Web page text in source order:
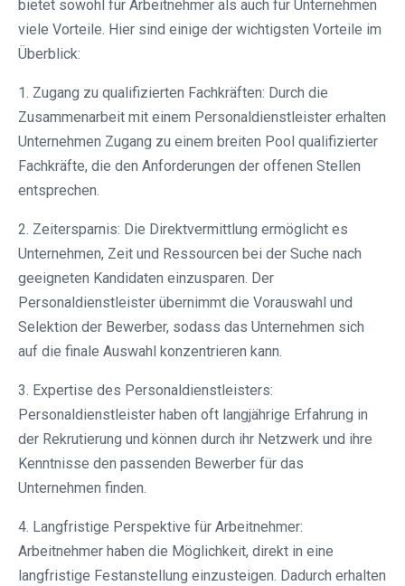
bietet sowohl für Arbeitnehmer als auch für Unternehmen
viele Vorteile. Hier sind einige der wichtigsten Vorteile im
Überblick:
1. Zugang zu qualifizierten Fachkräften: Durch die
Zusammenarbeit mit einem Personaldienstleister erhalten
Unternehmen Zugang zu einem breiten Pool qualifizierter
Fachkräfte, die den Anforderungen der offenen Stellen
entsprechen.
2. Zeitersparnis: Die Direktvermittlung ermöglicht es
Unternehmen, Zeit und Ressourcen bei der Suche nach
geeigneten Kandidaten einzusparen. Der
Personaldienstleister übernimmt die Vorauswahl und
Selektion der Bewerber, sodass das Unternehmen sich
auf die finale Auswahl konzentrieren kann.
3. Expertise des Personaldienstleisters:
Personaldienstleister haben oft langjährige Erfahrung in
der Rekrutierung und können durch ihr Netzwerk und ihre
Kenntnisse den passenden Bewerber für das
Unternehmen finden.
4. Langfristige Perspektive für Arbeitnehmer:
Arbeitnehmer haben die Möglichkeit, direkt in eine
langfristige Festanstellung einzusteigen. Dadurch erhalten